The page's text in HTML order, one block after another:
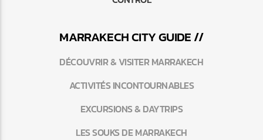
MARRAKECHCITY GUIDE //
DÉCOUVRIR & VISITER MARRAKECH
ACTIVITÉS INCONTOURNABLES
EXCURSIONS & DAYTRIPS
LES SOUKS DE MARRAKECH